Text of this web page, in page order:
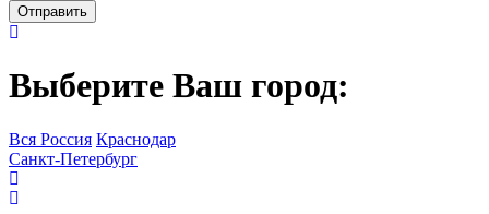
Выберите Ваш город:
Вся Россия Краснодар
Санкт-Петербург